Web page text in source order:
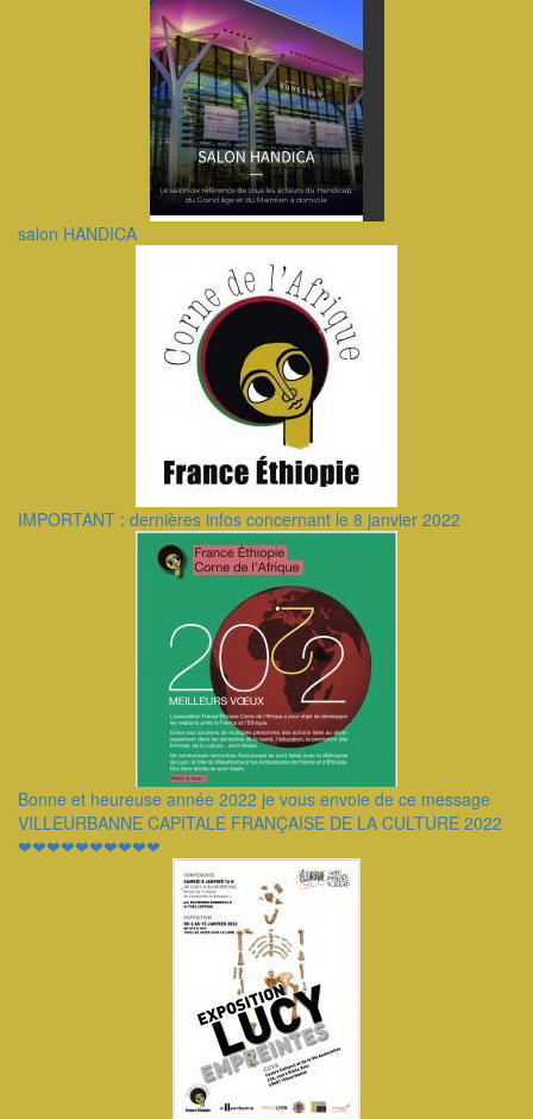
salon HANDICA
IMPORTANT : dernières infos concernant le 8 janvier 2022
Bonne et heureuse année 2022 je vous envoie de ce message
VILLEURBANNE CAPITALE FRANÇAISE DE LA CULTURE 2022
❤❤❤❤❤❤❤❤❤❤